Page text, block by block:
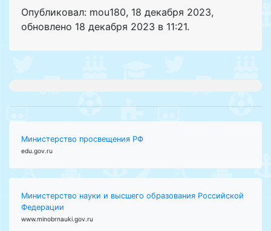
Опубликовал: mou180, 18 декабря 2023,
обновлено 18 декабря 2023 в 11:21.
Министерство просвещения РФ
edu.gov.ru
Министерство науки и высшего образования Российской
Федерации
www.minobrnauki.gov.ru